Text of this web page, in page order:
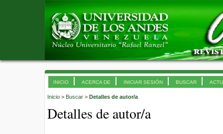
INICIO ACERCA DE INICIAR SESIÓN BUSCAR
Inicio > Buscar > Detalles de autor/a
Detalles de autor/a